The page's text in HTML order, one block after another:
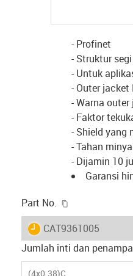
- Profinet
- Struktur
- Untuk
- Outer jacket
- Warna
- Faktor
- Shield yang
- Tahan
- Dijamin 10
Garansi
Part No.
igus-icon-lieferzeit
CAT9361005
Jumlah inti dan
(4x0.38)C